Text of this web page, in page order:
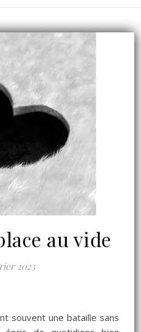
au vide
2023